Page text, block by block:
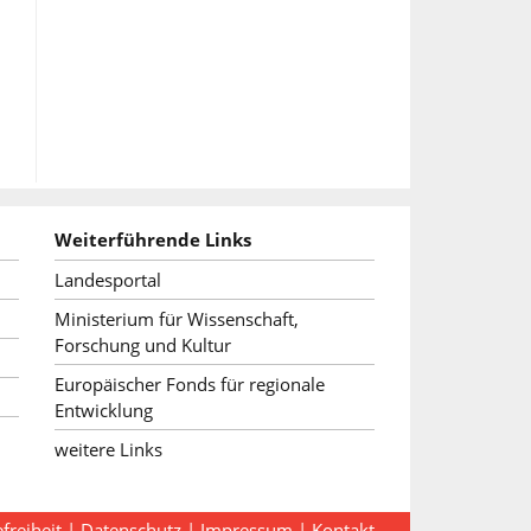
Weiterführende Links
Landesportal
Ministerium für Wissenschaft,
Forschung und Kultur
Europäischer Fonds für regionale
Entwicklung
weitere Links